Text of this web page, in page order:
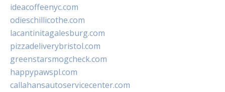
ideacoffeenyc.com
odieschillicothe.com
lacantinitagalesburg.com
pizzadeliverybristol.com
greenstarsmogcheck.com
happypawspl.com
callahansautoservicecenter.com